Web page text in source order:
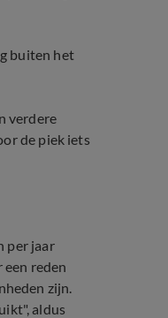
buiten het
verdere
de piek iets
per jaar
reden
zijn.
aldus